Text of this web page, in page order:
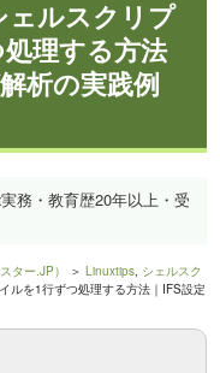
ルスクリプ
理する方法
析の実践例
実務・教育歴20年以上・受
ター.JP） ＞Linuxtips, シェルスク
ルを1行ずつ処理する方法｜IFS設定